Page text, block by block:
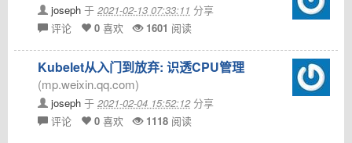
joseph 于 2021-02-13 07:33:11 分享
评论
0 喜欢 1601 阅读
Kubelet从入门到放弃: 识透CPU管理
(mp.weixin.qq.com)
joseph 于 2021-02-04 15:52:12分享
评论
0 喜欢 1118 阅读